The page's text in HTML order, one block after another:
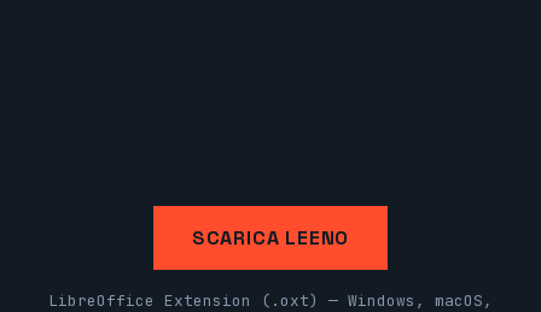
SCARICA LEENO
LibreOffice Extension (.oxt) — Windows, macOS,